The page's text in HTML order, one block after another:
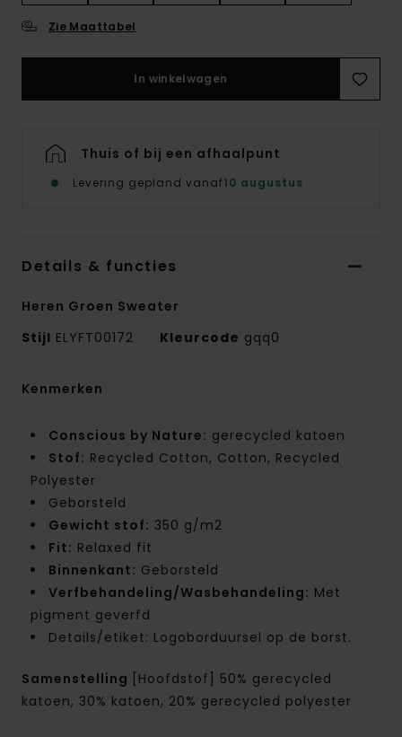
Zie Maattabel
In winkelwagen
Thuis of bij een afhaalpunt
Levering gepland vanaf10 augustus
Details & functies
Heren Groen Sweater
Stijl ELYFT00172 Kleurcode gqq0
Kenmerken
Conscious by Nature: gerecycled katoen
Stof: Recycled Cotton, Cotton, Recycled
Polyester
Geborsteld
Gewicht stof: 350 g/m2
Fit: Relaxed fit
Binnenkant: Geborsteld
Verfbehandeling/Wasbehandeling: Met
pigment geverfd
Details/etiket: Logoborduursel op de borst.
Samenstelling [Hoofdstof] 50% gerecycled
katoen, 30% katoen, 20% gerecycled polyester